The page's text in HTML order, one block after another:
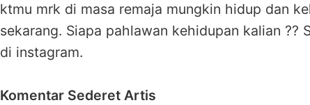
ktmu mrk di masa remaja mungkin hidup dan
sekarang. Siapa pahlawan kehidupan kalian ??
di instagram.
Komentar Sederet Artis